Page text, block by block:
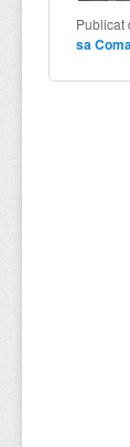
Publicat
sa